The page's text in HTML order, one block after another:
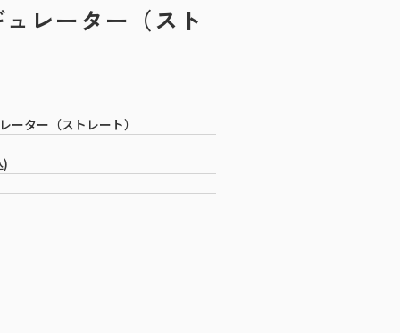
レーター（スト
ーター（ストレート）
)